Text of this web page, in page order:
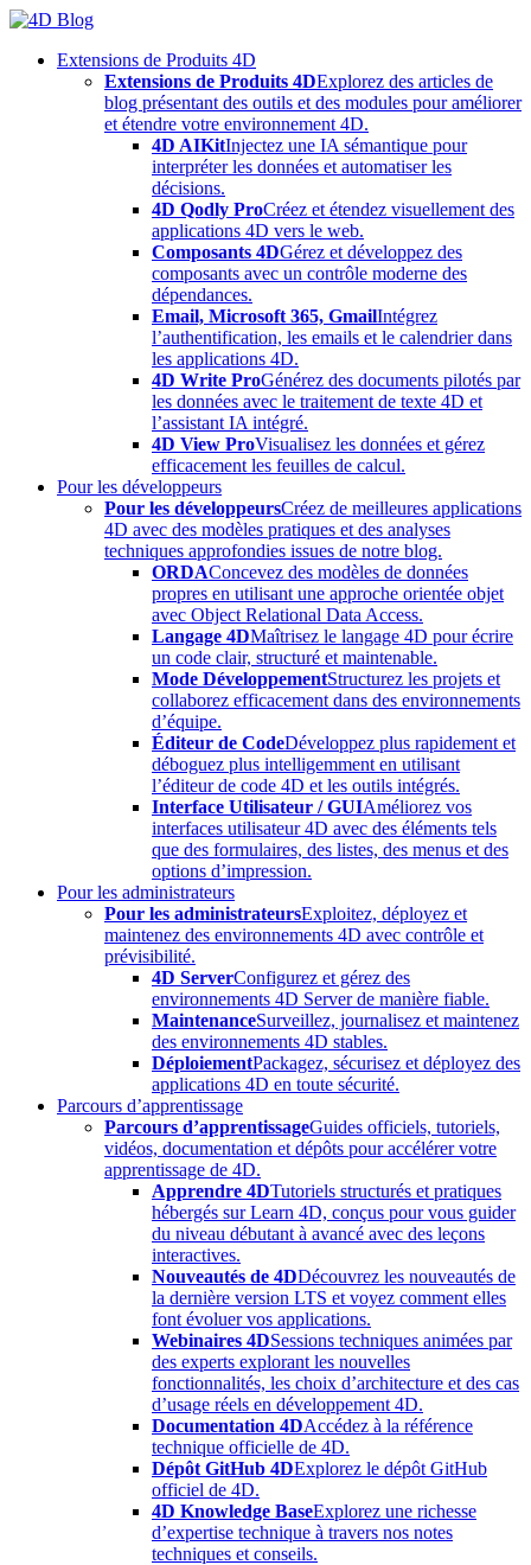
Skip
contentExtensions de Produits 4D
Extensions de Produits 4DExplorez des articles de
blog présentant des outils et des modules pour améliorer
et étendre votre environnement 4D.
4D AIKitInjectez une IA sémantique pour
interpréter les données et automatiser les
décisions.
4D Qodly ProCréez et étendez visuellement des
applications 4D vers le web.
Composants 4DGérez et développez des
composants avec un contrôle moderne des
dépendances.
Email, Microsoft 365, GmailIntégrez
l’authentification, les emails et le calendrier dans
les applications 4D.
4D Write ProGénérez des documents pilotés par
les données avec le traitement de texte 4D et
l’assistant IA intégré.
4D View ProVisualisez les données et gérez
efficacement les feuilles de calcul.
Pour les développeurs
Pour les développeursCréez de meilleures applications
4D avec des modèles pratiques et des analyses
techniques approfondies issues de notre blog.
ORDAConcevez des modèles de données
propres en utilisant une approche orientée objet
avec Object Relational Data Access.
Langage 4DMaîtrisez le langage 4D pour écrire
un code clair, structuré et maintenable.
Mode DéveloppementStructurez les projets et
collaborez efficacement dans des environnements
d’équipe.
Éditeur de CodeDéveloppez plus rapidement et
déboguez plus intelligemment en utilisant
l’éditeur de code 4D et les outils intégrés.
Interface Utilisateur / GUIAméliorez vos
interfaces utilisateur 4D avec des éléments tels
que des formulaires, des listes, des menus et des
options d’impression.
Pour les administrateurs
Pour les administrateursExploitez, déployez et
maintenez des environnements 4D avec contrôle et
prévisibilité.
4D ServerConfigurez et gérez des
environnements 4D Server de manière fiable.
MaintenanceSurveillez, journalisez et maintenez
des environnements 4D stables.
DéploiementPackagez, sécurisez et déployez des
applications 4D en toute sécurité.
Parcours d’apprentissage
Parcours d’apprentissageGuides officiels, tutoriels,
vidéos, documentation et dépôts pour accélérer votre
apprentissage de 4D.
Apprendre 4DTutoriels structurés et pratiques
hébergés sur Learn 4D, conçus pour vous guider
du niveau débutant à avancé avec des leçons
interactives.
Nouveautés de 4DDécouvrez les nouveautés de
la dernière version LTS et voyez comment elles
font évoluer vos applications.
Webinaires 4DSessions techniques animées par
des experts explorant les nouvelles
fonctionnalités, les choix d’architecture et des cas
d’usage réels en développement 4D.
Documentation 4DAccédez à la référence
technique officielle de 4D.
Dépôt GitHub 4DExplorez le dépôt GitHub
officiel de 4D.
4D Knowledge BaseExplorez une richesse
d’expertise technique à travers nos notes
techniques et conseils.